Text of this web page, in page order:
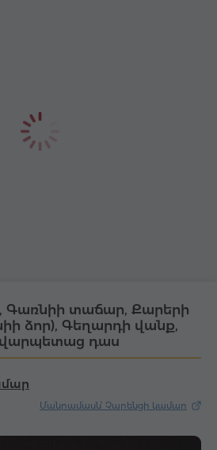
Գառնիի տաճար, Քարերի
ձոր), Գեղարդի վանք,
դաս
Մանրամասն՝ Չարենցի կամար